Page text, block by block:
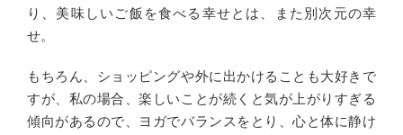
り、美味しいご飯を食べる幸せとは、また別次元の幸
せ。
もちろん、ショッピングや外に出かけることも大好きで
すが、私の場合、楽しいことが続くと気が上がりすぎる
傾向があるので、ヨガでバランスをとり、心と体に静け